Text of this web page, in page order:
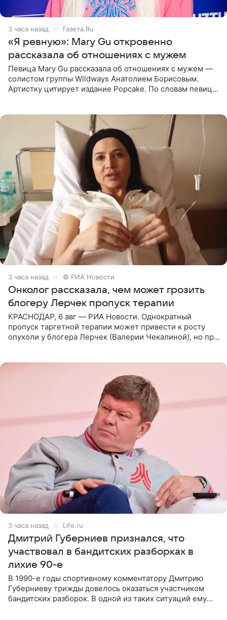
3 часа назад Газета.Ru
«Я ревную»: Mary Gu откровенно
рассказала об отношениях с мужем
Певица Mary Gu рассказала об отношениях с мужем —
солистом группы Wildways Анатолием Борисовым.
Артистку цитирует издание Popcake. По словам певицы,
3 часа назад © РИА Новости
Онколог рассказала, чем может грозить
блогеру Лерчек пропуск терапии
КРАСНОДАР, 6 авг — РИА Новости. Однократный
пропуск таргетной терапии может привести к росту
опухоли у блогера Лерчек (Валерии Чекалиной), но при
3 часа назад Life.ru
Дмитрий Губерниев признался, что
участвовал в бандитских разборках в
лихие 90-е
В 1990-е годы спортивному комментатору Дмитрию
Губерниеву трижды довелось оказаться участником
бандитских разборок. В одной из таких ситуаций ему